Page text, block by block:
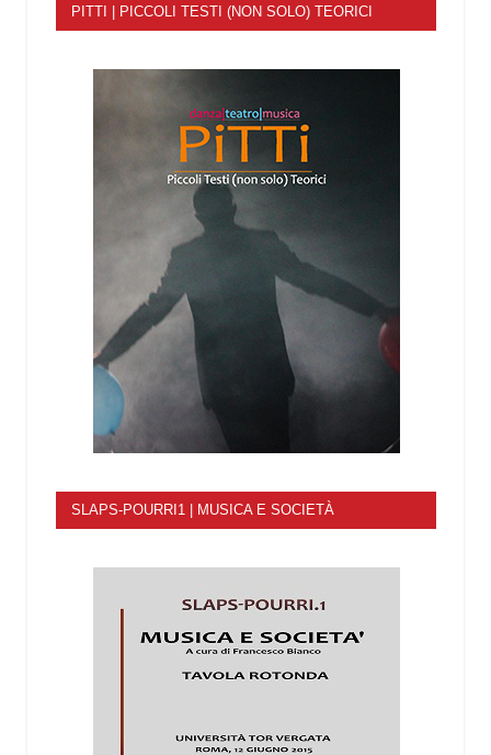
PITTI | PICCOLI TESTI (NON SOLO) TEORICI
SLAPS-POURRI1 | MUSICA E SOCIETÀ